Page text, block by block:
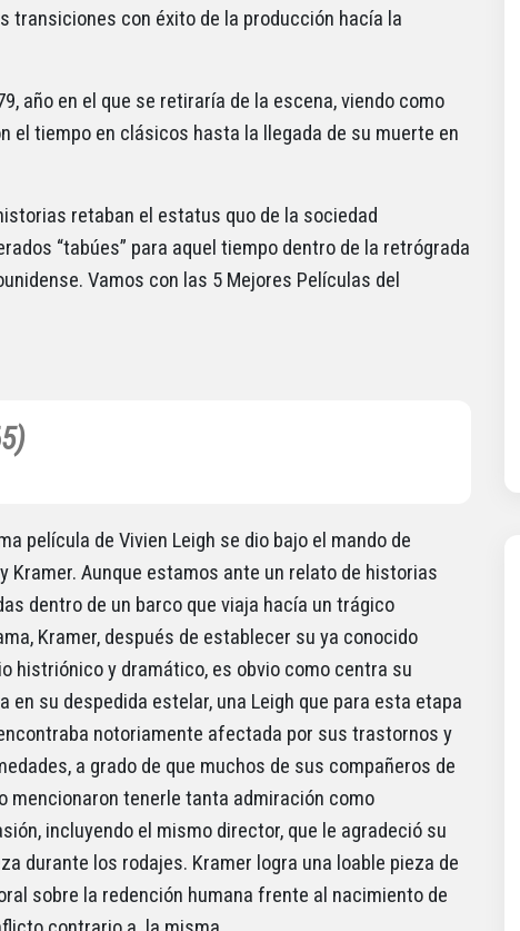
transiciones con éxito de la producción hacía la
año en el que se retiraría de la escena, viendo como
el tiempo en clásicos hasta la llegada de su muerte en
retaban el estatus quo de la sociedad
“tabúes” para aquel tiempo dentro de la retrógrada
Vamos con las 5 Mejores Películas del
película de Vivien Leigh se dio bajo el mando de
Kramer. Aunque estamos ante un relato de historias
dentro de un barco que viaja hacía un trágico
Kramer, después de establecer su ya conocido
histriónico y dramático, es obvio como centra su
en su despedida estelar, una Leigh que para esta etapa
notoriamente afectada por sus trastornos y
a grado de que muchos de sus compañeros de
mencionaron tenerle tanta admiración como
incluyendo el mismo director, que le agradeció su
durante los rodajes. Kramer logra una loable pieza de
sobre la redención humana frente al nacimiento de